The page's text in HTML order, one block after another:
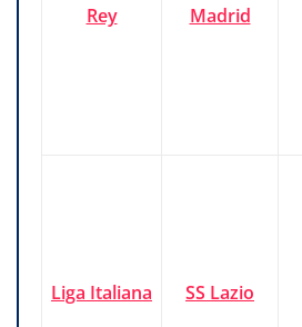
Rey
Madrid
Liga Italiana SS Lazio